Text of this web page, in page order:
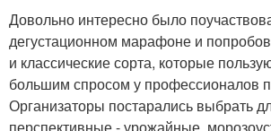
Довольно интересно было
дегустационном марафоне и
и классические сорта, которые
большим спросом у профессионалов
Организаторы постарались выбрать
перспективные - урожайные,